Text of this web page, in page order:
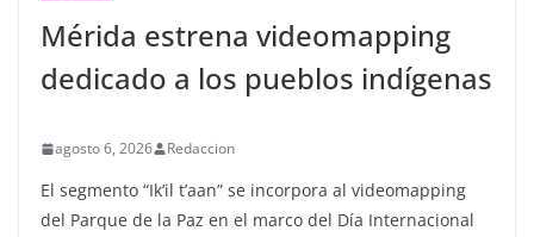
Mérida estrena videomapping
dedicado a los pueblos indígenas
agosto 6, 2026 Redaccion
El segmento “Ik’il t’aan” se incorpora al videomapping
del Parque de la Paz en el marco del Día Internacional